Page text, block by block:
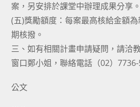
案，另安排於課堂中辦理成果分享。
(五)獎勵額度：每案最高核給金額
期核撥。
三、如有相關計畫申請疑問，請洽
窗口鄭小姐，聯絡電話（02）7736-
公文